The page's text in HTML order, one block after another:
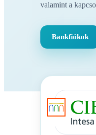
valamint a
Bankfiókok